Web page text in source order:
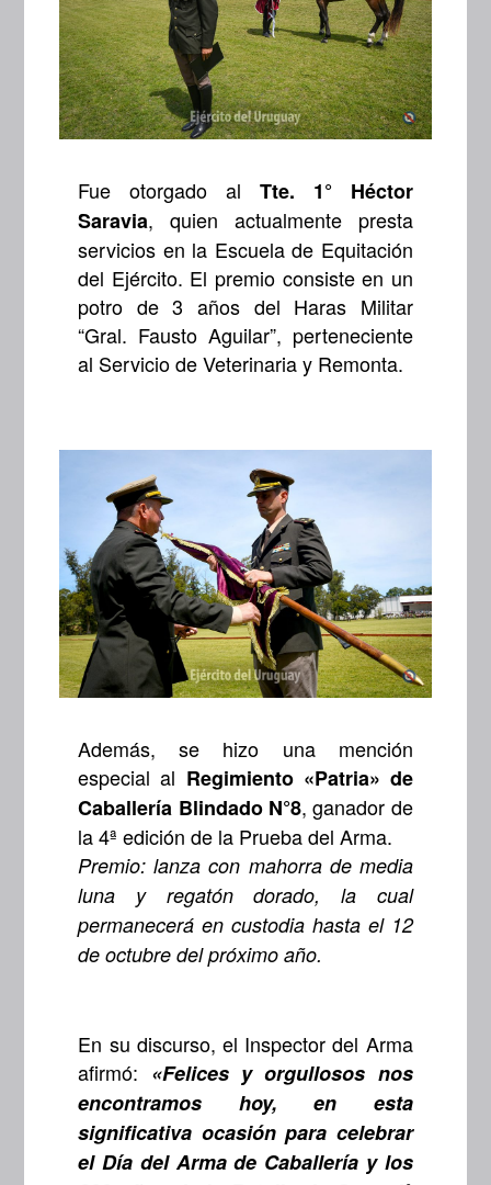
Fue otorgado al Tte. 1° Héctor
Saravia, quien actualmente presta
servicios en la Escuela de Equitación
del Ejército. El premio consiste en un
potro de 3 años del Haras Militar
“Gral. Fausto Aguilar”, perteneciente
al Servicio de Veterinaria y Remonta.
Además, se hizo una mención
especial al Regimiento «Patria» de
Caballería Blindado N°8, ganador de
la 4ª edición de la Prueba del Arma.
Premio: lanza con mahorra de media
luna y regatón dorado, la cual
permanecerá en custodia hasta el 12
de octubre del próximo año.
En su discurso, el Inspector del Arma
afirmó: «Felices y orgullosos nos
encontramos hoy, en esta
significativa ocasión para celebrar
el Día del Arma de Caballería y los